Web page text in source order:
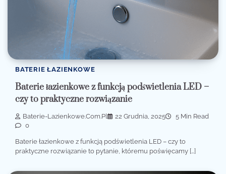
BATERIE ŁAZIENKOWE
Baterie łazienkowe z funkcją podświetlenia LED –
czy to praktyczne rozwiązanie
Baterie-Lazienkowe.com.pl 22 Grudnia, 2025
5 Min Read
0
Baterie łazienkowe z funkcją podświetlenia LED – czy to
praktyczne rozwiązanie to pytanie, któremu poświęcamy […]